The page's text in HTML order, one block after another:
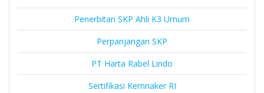
Penerbitan SKP Ahli K3 Umum
Perpanjangan SKP
PT Harta Rabel Lindo
Sertifikasi Kemnaker RI